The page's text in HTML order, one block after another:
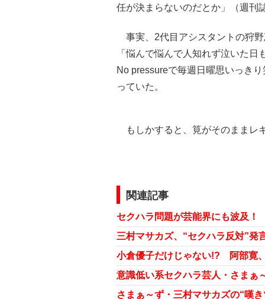
任が決まらないのだとか」（週刊
事実、2代目アシスタントの狩
「悩んで悩んで人知れず泣いた
No pressureで毎週日曜思いっき
っていた。
もしかすると、筧がそのままレ
関連記事
さまぁ～ず・三村マサカズの“嘆